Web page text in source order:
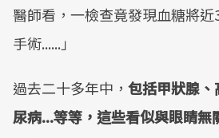
醫師看，一檢查竟發現血糖將
手術......」
過去二十多年中， 包括甲狀腺
尿病...等等，這些看似與眼睛無